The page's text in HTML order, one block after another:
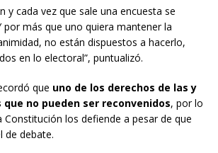
y cada vez que sale una encuesta se
por más que uno quiera mantener la
no están dispuestos a hacerlo,
en lo electoral”, puntualizó.
que uno de los derechos de las y
que no pueden ser reconvenidos, por lo
Constitución los defiende a pesar de que
de debate.